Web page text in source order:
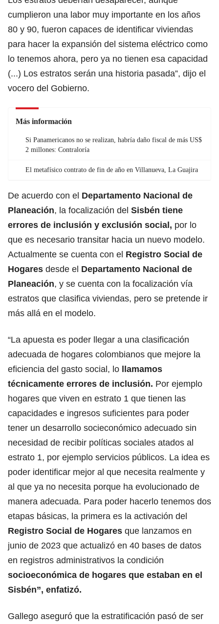
cumplieron una labor muy importante en los años
80 y 90, fueron capaces de identificar viviendas
para hacer la expansión del sistema eléctrico como
lo tenemos ahora, pero ya no tienen esa capacidad
(...) Los estratos serán una historia pasada”, dijo el
vocero del Gobierno.
Más información
Si Panamericanos no se realizan, habría daño fiscal de más US$
2 millones: Contraloría
El metafísico contrato de fin de año en Villanueva, La Guajira
De acuerdo con el Departamento Nacional de
Planeación, la focalización del Sisbén tiene
errores de inclusión y exclusión social, por lo
que es necesario transitar hacia un nuevo modelo.
Actualmente se cuenta con el Registro Social de
Hogares desde el Departamento Nacional de
Planeación, y se cuenta con la focalización vía
estratos que clasifica viviendas, pero se pretende ir
más allá en el modelo.
“La apuesta es poder llegar a una clasificación
adecuada de hogares colombianos que mejore la
eficiencia del gasto social, lo llamamos
técnicamente errores de inclusión. Por ejemplo
hogares que viven en estrato 1 que tienen las
capacidades e ingresos suficientes para poder
tener un desarrollo socieconómico adecuado sin
necesidad de recibir políticas sociales atados al
estrato 1, por ejemplo servicios públicos. La idea es
poder identificar mejor al que necesita realmente y
al que ya no necesita porque ha evolucionado de
manera adecuada. Para poder hacerlo tenemos dos
etapas básicas, la primera es la activación del
Registro Social de Hogares que lanzamos en
junio de 2023 que actualizó en 40 bases de datos
en registros administrativos la condición
socioeconómica de hogares que estaban en el
Sisbén”, enfatizó.
Gallego aseguró que la estratificación pasó de ser